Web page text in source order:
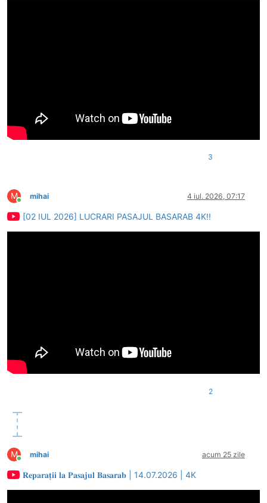
3
M
Conectat
mihai 4 iul. 2026, 07:17
[02 IUL 2026] LUCRARI PASAJUL BASARAB 4K!!
2
M
Conectat
mihai acum 25 zile
𝐑𝐞𝐩𝐚𝐫𝐚𝐭̦𝐢𝐢 𝐥𝐚 𝐏𝐚𝐬𝐚𝐣𝐮𝐥 𝐁𝐚𝐬𝐚𝐫𝐚𝐛 | 14.07.2026 | 4K